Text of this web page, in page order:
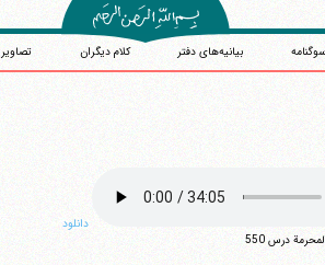
سوگنامه بیانیه‌های دفتر کلام دیگران تصاویر
دانلود
درس 550